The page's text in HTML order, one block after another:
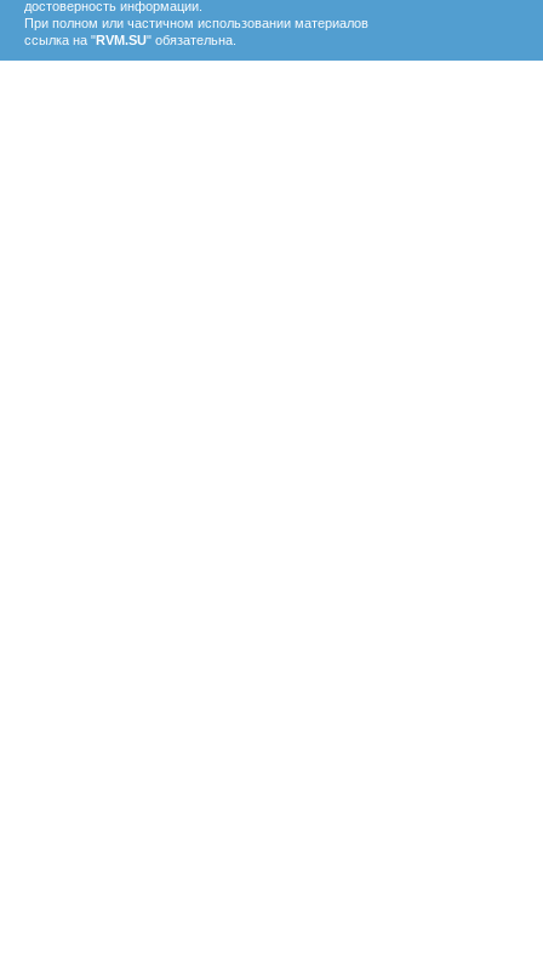
достоверность информации.
При полном или частичном использовании материалов
ссылка на "RVM.SU" обязательна.